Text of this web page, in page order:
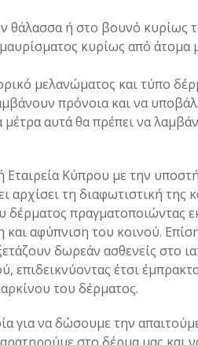
θάλασσα ή στο βουνό κυρίως
κυρίως από άτομα
μελανώματος και τύπο
πρόνοια και να
αυτά θα πρέπει να
Εταιρεία Κύπρου με την
αρχίσει τη διαφωτιστική της
πραγματοποιώντας
αφύπνιση του κοινού.
δωρεάν ασθενείς στο
επιδεικνύοντας έτσι
του δέρματος.
για να δώσουμε την